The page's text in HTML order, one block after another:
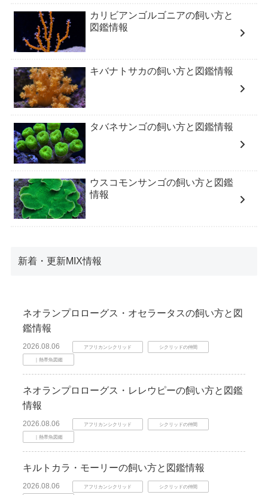
カリビアンゴルゴニアの飼い方と
図鑑情報
キバナトサカの飼い方と図鑑情報
タバネサンゴの飼い方と図鑑情報
ウスコモンサンゴの飼い方と図鑑
情報
新着・更新MIX情報
ネオランプロローグス・オセラータスの飼い方と図
鑑情報
2026.08.06 アフリカンシクリッド シクリッドの仲間
｜熱帯魚図鑑
ネオランプロローグス・レレウピーの飼い方と図鑑
情報
2026.08.06 アフリカンシクリッド シクリッドの仲間
｜熱帯魚図鑑
キルトカラ・モーリーの飼い方と図鑑情報
2026.08.06 アフリカンシクリッド シクリッドの仲間